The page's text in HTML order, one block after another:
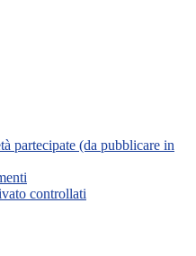
partecipate (da pubblicare in
controllati